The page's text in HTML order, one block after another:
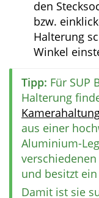
Montage
Action-Cam:
verbaut
und über
der Action-
Mit dem
du nur noch
den